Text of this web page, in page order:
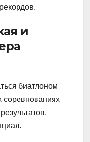
и
биатлоном
соревнованиях